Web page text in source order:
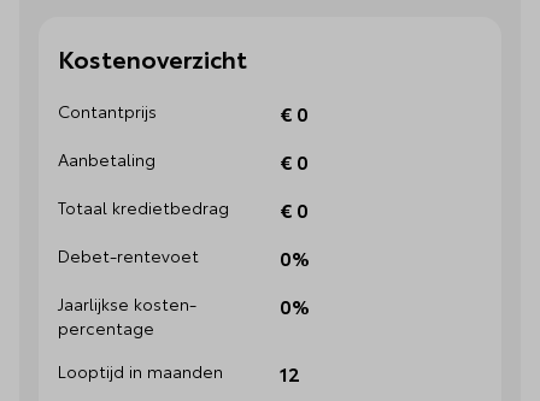
Kostenoverzicht
Contantprijs € 0
Aanbetaling € 0
Totaal kredietbedrag € 0
Debet-rentevoet 0%
Jaarlijkse kosten-
percentage
0%
Looptijd in maanden 12